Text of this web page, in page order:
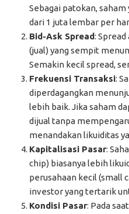
Sebagai patokan,
dari 1 juta lembar per
Bid-Ask Spread:
(jual) yang sempit
Semakin kecil spread,
Frekuensi Transaksi:
diperdagangkan
lebih baik. Jika saham
dijual tanpa
menandakan likuiditas
Kapitalisasi Pasar:
chip) biasanya lebih
perusahaan kecil (small
investor yang tertarik
Kondisi Pasar: Pada